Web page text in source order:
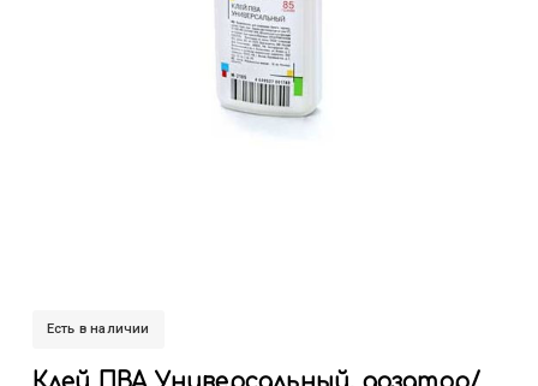
Есть в наличии